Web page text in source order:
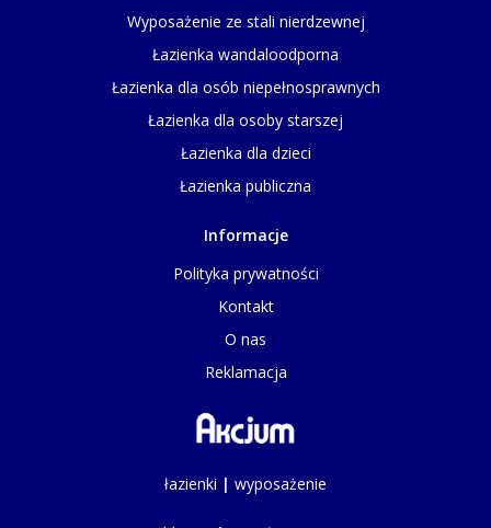
Wyposażenie ze stali nierdzewnej
Łazienka wandaloodporna
Łazienka dla osób niepełnosprawnych
Łazienka dla osoby starszej
Łazienka dla dzieci
Łazienka publiczna
Informacje
Polityka prywatności
Kontakt
O nas
Reklamacja
łazienki | wyposażenie